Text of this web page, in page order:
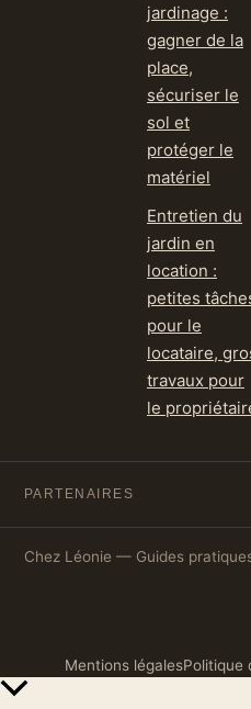
jardinage :
gagner de la
place,
sécuriser le
sol et
protéger le
matériel
Entretien du
jardin en
location :
petites
pour le
locataire,
travaux pour
le
PARTENAIRES
Chez Léonie — Guides
Mentions légalesPolitique